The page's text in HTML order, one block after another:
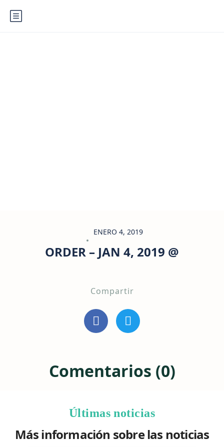
ENERO 4, 2019
ORDER – JAN 4, 2019 @
Compartir
Comentarios (0)
Últimas noticias
Más información sobre las noticias